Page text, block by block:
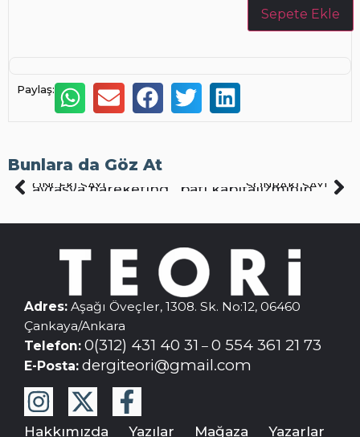
Sepete Ekle
Paylaş:
Bunlara da Göz At
ÖNCEKI SAYI SONRAKI SAYI
batı kapitalizminin değişen yüzü
Adres: Aşağı Öveçler, 1308. Sk. No:12, 06460
Çankaya/Ankara
Telefon: 0(312) 431 40 31 – 0 554 361 21 73
E-Posta: dergiteori@gmail.com
Hakkımızda Yazılar Mağaza Yazarlar